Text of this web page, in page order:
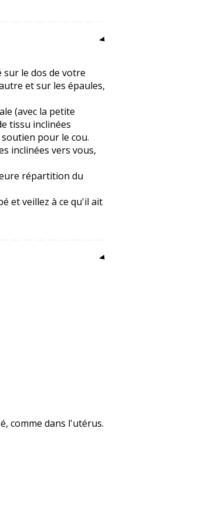
le dos de votre
et sur les épaules,
(avec la petite
tissu inclinées
pour le cou.
inclinées vers vous,
répartition du
et veillez à ce qu'il ait
comme dans l'utérus.